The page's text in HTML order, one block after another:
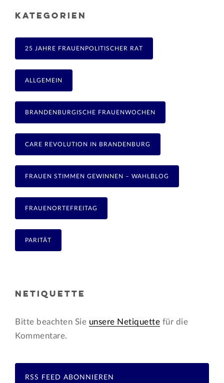
KATEGORIEN
25 JAHRE FRAUENPOLITISCHER RAT
ALLGEMEIN
BRANDENBURGISCHE FRAUENWOCHEN
CARE REVOLUTION IN BRANDENBURG
FRAUEN STIMMEN GEWINNEN – WAHLBLOG
FRAUENORTEFREITAG
PARITÄT
NETIQUETTE
Bitte beachten Sie unsere Netiquette für die
Kommentare.
RSS FEED ABONNIEREN